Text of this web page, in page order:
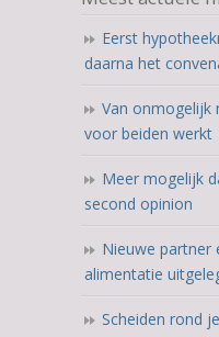
ratings
Eerst
daarna het
Van onmogelijk
voor beiden werkt
Meer mogelijk
second opinion
Nieuwe partner
alimentatie
Scheiden rond